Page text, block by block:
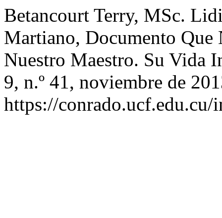
Betancourt Terry, MSc.
Martiano, Documento Que
Nuestro Maestro. Su Vida
9, n.º 41, noviembre de
https://